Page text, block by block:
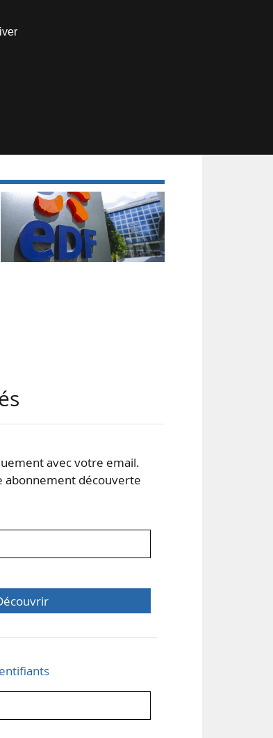
avec votre email.
découverte